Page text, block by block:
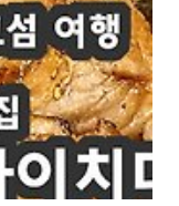
堂)"의 외관 및 주차